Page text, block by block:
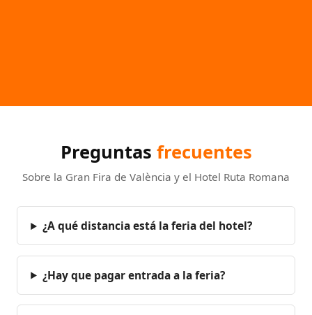
Preguntas frecuentes
Sobre la Gran Fira de València y el Hotel Ruta Romana
¿A qué distancia está la feria del hotel?
¿Hay que pagar entrada a la feria?